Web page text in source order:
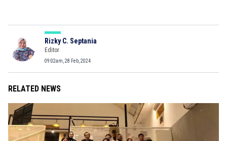
Rizky C. Septania
Editor
09:02am, 28 Feb, 2024
RELATED NEWS